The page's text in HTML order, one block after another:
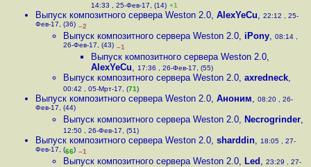
14:33 , 25-Фев-17, (14) +1
Выпуск композитного сервера Weston 2.0, AlexYeCu, 22:12 , 25-
Фев-17, (36) –2
Выпуск композитного сервера Weston 2.0, iPony, 08:14 ,
26-Фев-17, (43) –1
Выпуск композитного сервера Weston 2.0,
AlexYeCu, 17:36 , 26-Фев-17, (55)
Выпуск композитного сервера Weston 2.0, axredneck,
00:42 , 05-Мрт-17, (71)
Выпуск композитного сервера Weston 2.0, Аноним, 08:20 , 26-
Фев-17, (44)
Выпуск композитного сервера Weston 2.0, Necrogrinder,
12:50 , 26-Фев-17, (51)
Выпуск композитного сервера Weston 2.0, sharddin, 18:05 , 27-
Фев-17, (66) –1
Выпуск композитного сервера Weston 2.0, Led , 23:29 , 27-